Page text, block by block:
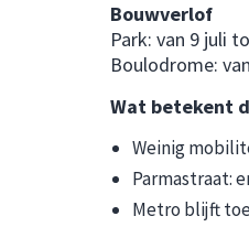
Bouwverlof
Park: van 9 juli
Boulodrome:
Wat betekent
Weinig
Parmastraat:
Metro blijft